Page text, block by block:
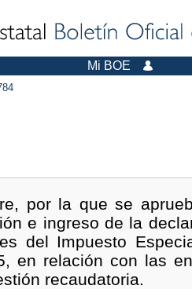
Mi BOE
por la que se
e ingreso de la
del Impuesto
en relación con las
recaudatoria.